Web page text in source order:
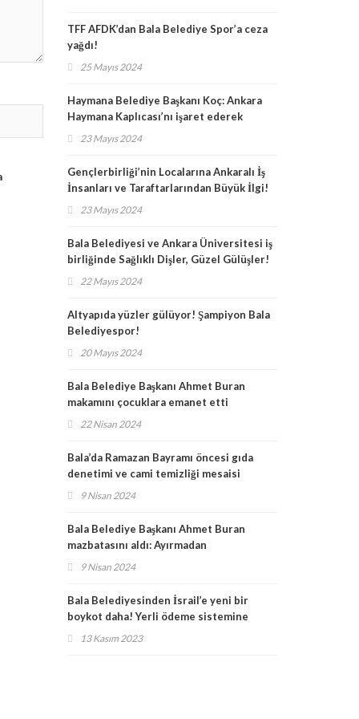
TFF AFDK’dan Bala Belediye Spor’a ceza
yağdı!
25 Mayıs 2024
Haymana Belediye Başkanı Koç: Ankara
Haymana Kaplıcası’nı işaret ederek
müjdeyi verdi!
23 Mayıs 2024
Gençlerbirliği’nin Localarına Ankaralı İş
İnsanları ve Taraftarlarından Büyük İlgi!
23 Mayıs 2024
Bala Belediyesi ve Ankara Üniversitesi iş
birliğinde Sağlıklı Dişler, Güzel Gülüşler!
22 Mayıs 2024
Altyapıda yüzler gülüyor! Şampiyon Bala
Belediyespor!
20 Mayıs 2024
Bala Belediye Başkanı Ahmet Buran
makamını çocuklara emanet etti
22 Nisan 2024
Bala’da Ramazan Bayramı öncesi gıda
denetimi ve cami temizliği mesaisi
sürüyor!
9 Nisan 2024
Bala Belediye Başkanı Ahmet Buran
mazbatasını aldı: Ayırmadan
ötekileştirmeden çalışacağız!
9 Nisan 2024
Bala Belediyesinden İsrail’e yeni bir
boykot daha! Yerli ödeme sistemine
geçiliyor
13 Kasım 2023